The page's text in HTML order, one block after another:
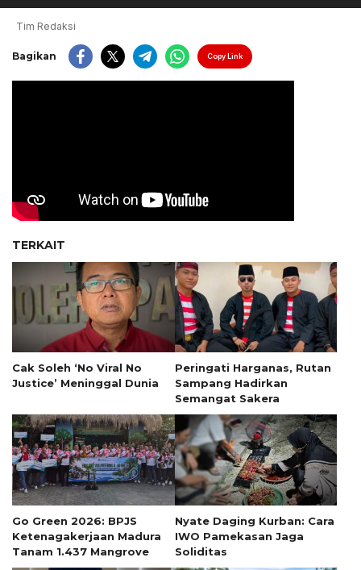
Tim Redaksi
Bagikan Copy Link
TERKAIT
Cak Soleh ‘No Viral No
Justice’ Meninggal Dunia
Peringati Harganas, Rutan
Sampang Hadirkan
Semangat Sakera
Go Green 2026: BPJS
Ketenagakerjaan Madura
Tanam 1.437 Mangrove
Nyate Daging Kurban: Cara
IWO Pamekasan Jaga
Soliditas